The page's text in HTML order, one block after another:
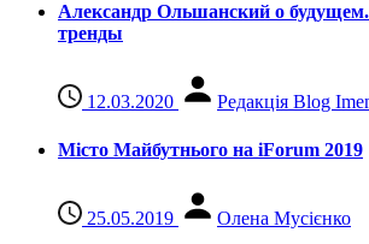
Александр Ольшанский о
тренды
12.03.2020 Редакція Blog
Місто Майбутнього на iForum 2019
25.05.2019 Олена Мусієнко